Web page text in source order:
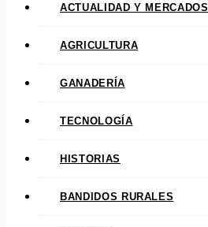
ACTUALIDAD Y MERCADOS
AGRICULTURA
GANADERÍA
TECNOLOGÍA
HISTORIAS
BANDIDOS RURALES